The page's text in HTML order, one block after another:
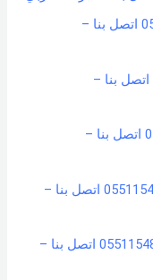
شركة تنظيف مجالس بحائل – 0551154864 اتصل بنا –
شراء اثاث مستعمل بحائل – 0530547685 اتصل بنا –
شركة تنظيف مساجد بحائل – 0551154864 اتصل بنا –
شركة تنظيف مجالس بحفر الباطن – 0551154864 اتصل بنا –
شركة مكافحة حشرات بحفر الباطن – 0551154864 اتصل بنا –